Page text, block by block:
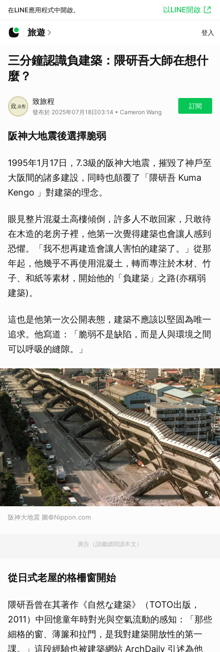
在LINE應用程式中開啟。 以LINE開啟
旅遊 登入
三分鐘認識負建築：隈研吾大師在想什
麼？
致旅程
發布於 2025年07月18日03:14 • Cameron Wang
訂閱
阪神大地震後選擇脆弱
1995年1月17日，7.3級的阪神大地震，摧毀了神戶至
大阪間的諸多建設，同時也顛覆了「隈研吾 Kuma
Kengo 」對建築的理念。
眼見整片混凝土高樓傾倒，許多人不敢回家，只敢待
在木造的老房子裡，他第一次覺得建築也會讓人感到
恐懼。「我不想再建造會讓人害怕的建築了。」從那
年起，他幾乎不再使用混凝土，轉而專注於木材、竹
子、和紙等素材，開始他的「負建築」之路(亦稱弱
建築)。
這也是他第一次公開表態，建築不應該以堅固為唯一
追求。他寫道：「脆弱不是缺陷，而是人與環境之間
可以呼吸的縫隙。」
阪神大地震 圖©Nippon.com
廣告（請繼續閱讀本文）
從日式老屋的格柵窗開始
隈研吾曾在其著作《自然な建築》（TOTO出版，
2011）中回憶童年時對光與空氣流動的感知：「那些
細格的窗、薄簾和拉門，是我對建築開放性的第一
課。」這段經驗也被建築網站 ArchDaily 引述為他